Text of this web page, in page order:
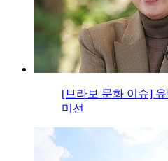
[브라보 문화 이슈]
미선